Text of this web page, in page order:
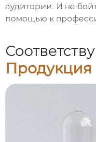
аудитории. И не
помощью к
Продукция